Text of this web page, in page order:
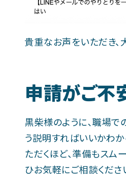
貴重なお声をいただき、
申請がご不
黒柴様のように、職場で
う説明すればいいかわ
ただくほど、準備もスム
ひお気軽にご相談くださ